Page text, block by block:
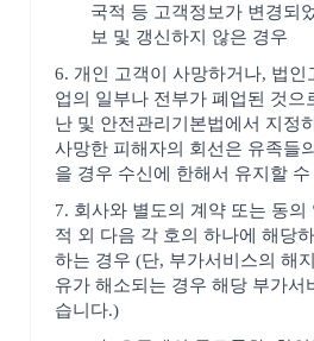
국적 등 고객정보가 변경되
보 및 갱신하지 않은 경우
6. 개인 고객이 사망하거나, 법인
업의 일부나 전부가 폐업된 것으
난 및 안전관리기본법에서 지정
사망한 피해자의 회선은 유족들
을 경우 수신에 한해서 유지할
7. 회사와 별도의 계약 또는 동의
적 외 다음 각 호의 하나에 해당
하는 경우 (단, 부가서비스의 해
유가 해소되는 경우 해당 부가서
습니다.)